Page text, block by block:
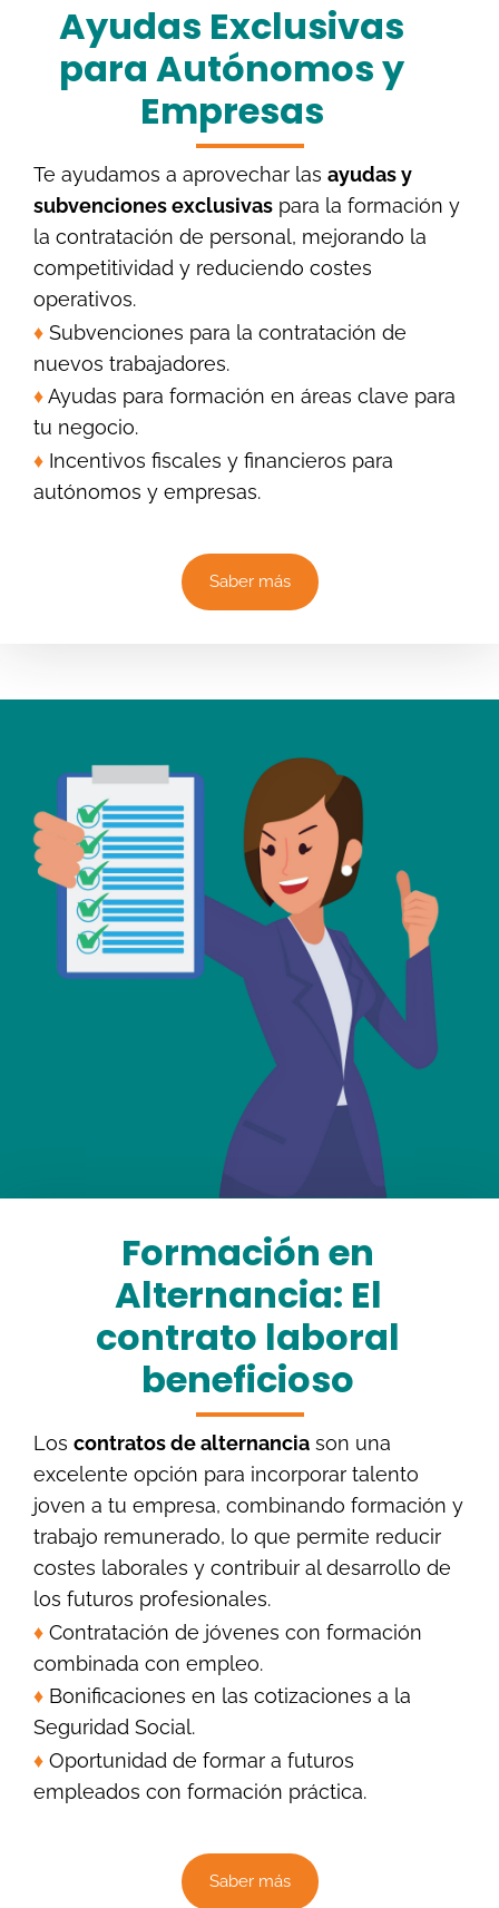
Ayudas Exclusivas
para Autónomos y
Empresas
Te ayudamos a aprovechar las ayudas y
subvenciones exclusivas para la formación y
la contratación de personal, mejorando la
competitividad y reduciendo costes
operativos.
♦ Subvenciones para la contratación de
nuevos trabajadores.
♦Ayudas para formación en áreas clave para
tu negocio.
♦ Incentivos fiscales y financieros para
autónomos y empresas.
Saber más
Formación en
Alternancia: El
contrato laboral
beneficioso
Los contratos de alternancia son una
excelente opción para incorporar talento
joven a tu empresa, combinando formación y
trabajo remunerado, lo que permite reducir
costes laborales y contribuir al desarrollo de
los futuros profesionales.
♦ Contratación de jóvenes con formación
combinada con empleo.
♦ Bonificaciones en las cotizaciones a la
Seguridad Social.
♦ Oportunidad de formar a futuros
empleados con formación práctica.
Saber más